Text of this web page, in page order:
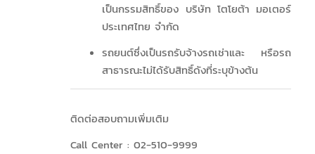
เป็นกรรมสิทธิ์ของ บริษัท โตโยต้า มอเตอร์
ประเทศไทย จำกัด
รถยนต์ซึ่งเป็นรถรับจ้างรถเช่าและ หรือรถ
สาธารณะไม่ได้รับสิทธิ์ดังที่ระบุข้างต้น
ติดต่อสอบถามเพิ่มเติม
Call Center : 02-510-9999